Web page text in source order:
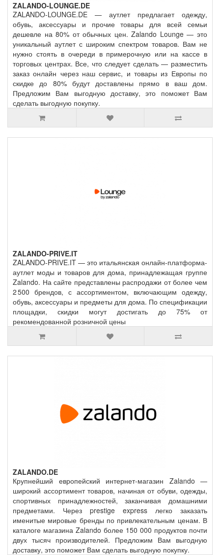
ZALANDO-LOUNGE.DE
ZALANDO-LOUNGE.DE — аутлет предлагает одежду,
обувь, аксессуары и прочие товары для всей семьи
дешевле на 80% от обычных цен. Zalando Lounge — это
уникальный аутлет с широким спектром товаров. Вам не
нужно стоять в очереди в примерочную или на кассе в
торговых центрах. Все, что следует сделать — разместить
заказ онлайн через наш сервис, и товары из Европы по
скидке до 80% будут доставлены прямо в ваш дом.
Предложим Вам выгодную доставку, это поможет Вам
сделать выгодную покупку.
ZALANDO-PRIVE.IT
ZALANDO-PRIVE.IT — это итальянская онлайн‑платформа-
аутлет моды и товаров для дома, принадлежащая группе
Zalando. На сайте представлены распродажи от более чем
2 500 брендов, с ассортиментом, включающим одежду,
обувь, аксессуары и предметы для дома. По спецификации
площадки, скидки могут достигать до 75% от
рекомендованной розничной цены
ZALANDO.DE
Крупнейший европейский интернет-магазин Zalando —
широкий ассортимент товаров, начиная от обуви, одежды,
спортивных принадлежностей, заканчивая домашними
предметами. Через prestige express легко заказать
именитые мировые бренды по привлекательным ценам. В
каталоге магазина Zalando более 150 000 продуктов почти
двух тысяч производителей. Предложим Вам выгодную
доставку, это поможет Вам сделать выгодную покупку.